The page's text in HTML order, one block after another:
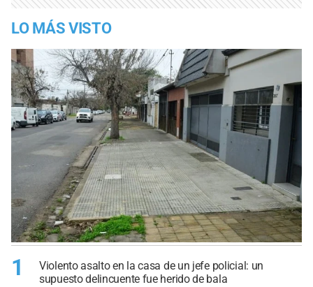
LO MÁS VISTO
1
Violento asalto en la casa de un jefe policial: un
supuesto delincuente fue herido de bala